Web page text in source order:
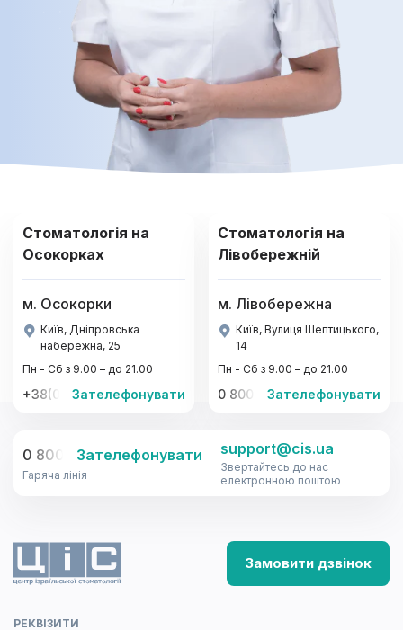
Стоматологія на
Осокорках
м. Осокорки
Київ, Дніпровська
набережна, 25
Пн - Сб з 9.00 – до 21.00
+38(067)-441-22-77, +38(095)-441-22-77
Зателефонувати
Стоматологія на
Лівобережній
м. Лівобережна
Київ, Вулиця Шептицького,
14
Пн - Сб з 9.00 – до 21.00
0 800 33-08-12Зателефонувати
0 800 33-08-12Зателефонувати
Гаряча лінія
support@cis.ua
Звертайтесь до нас
електронною поштою
Замовити дзвінок
РЕКВІЗИТИ